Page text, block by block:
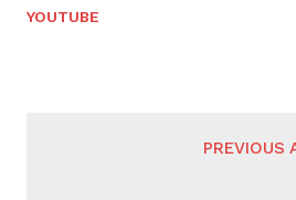
YOUTUBE
PREVIOUS